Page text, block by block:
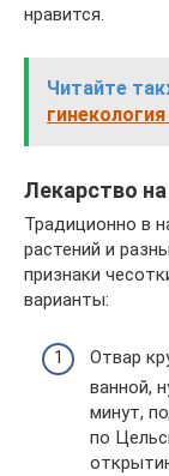
нравится.
Читайте
Лекарство
Традиционно в
растений и
признаки
варианты:
Отвар
ванной,
минут,
по